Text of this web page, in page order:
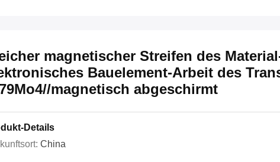
magnetischer Streifen des
Bauelement-Arbeit des
magnetisch abgeschirmt
Details
China